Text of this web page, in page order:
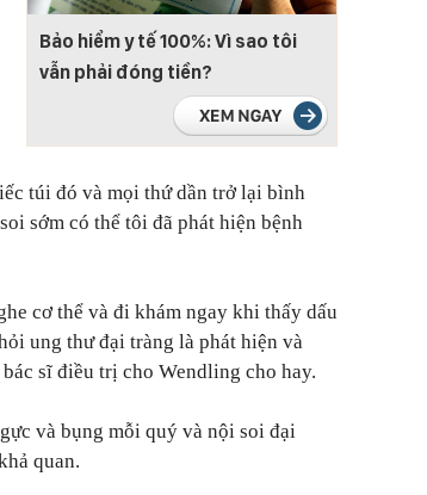
Bảo hiểm y tế 100%: Vì sao tôi
vẫn phải đóng tiền?
túi đó và mọi thứ dần trở lại bình
sớm có thể tôi đã phát hiện bệnh
cơ thể và đi khám ngay khi thấy dấu
ung thư đại tràng là phát hiện và
sĩ điều trị cho Wendling cho hay.
và bụng mỗi quý và nội soi đại
quan.